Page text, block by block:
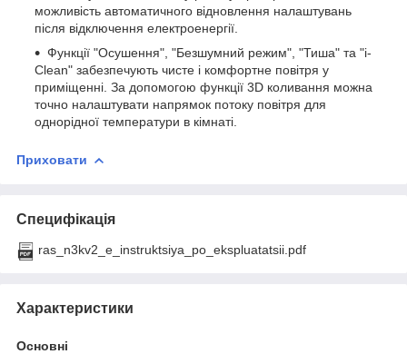
можливість автоматичного відновлення налаштувань
після відключення електроенергії.
Функції "Осушення", "Безшумний режим", "Тиша" та "i-
Clean" забезпечують чисте і комфортне повітря у
приміщенні. За допомогою функції 3D коливання можна
точно налаштувати напрямок потоку повітря для
однорідної температури в кімнаті.
Приховати
Специфікація
ras_n3kv2_e_instruktsiya_po_ekspluatatsii.pdf
Характеристики
Основні